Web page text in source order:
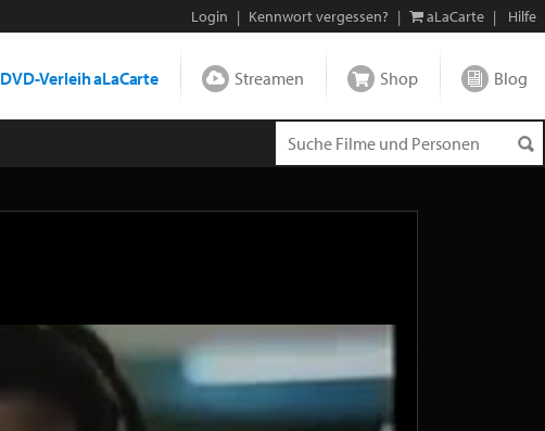
Login | Kennwort vergessen? | aLaCarte | Hilfe
DVD-Verleih aLaCarte Streamen Shop Blog